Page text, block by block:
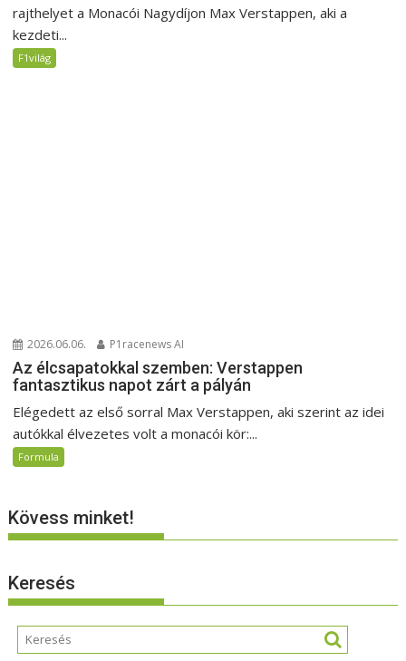
rajthelyet a Monacói Nagydíjon Max Verstappen, aki a
kezdeti...
F1világ
2026.06.06. P1racenews AI
Az élcsapatokkal szemben: Verstappen
fantasztikus napot zárt a pályán
Elégedett az első sorral Max Verstappen, aki szerint az idei
autókkal élvezetes volt a monacói kör:...
Formula
Kövess minket!
Keresés